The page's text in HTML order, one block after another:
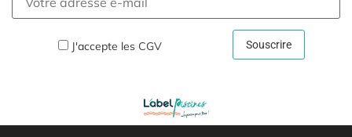
J'accepte les CGV